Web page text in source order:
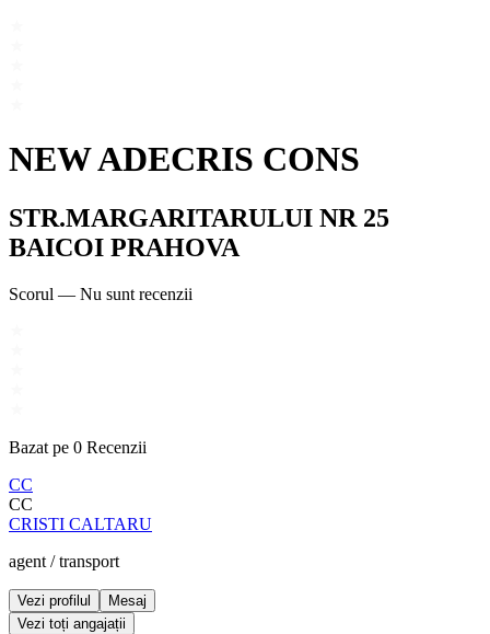
NEW ADECRIS CONS
STR.MARGARITARULUI NR 25
BAICOI PRAHOVA
Scorul — Nu sunt recenzii
Bazat pe 0 Recenzii
CC
CC
CRISTI CALTARU
agent /transport
Vezi profilul
Mesaj
Vezi toți angajații